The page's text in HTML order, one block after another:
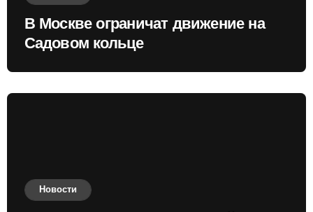
В Москве ограничат движение на
Садовом кольце
Новости